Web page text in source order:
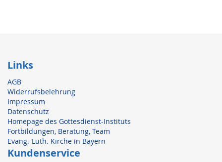
Links
AGB
Widerrufsbelehrung
Impressum
Datenschutz
Homepage des Gottesdienst-Instituts
Fortbildungen, Beratung, Team
Evang.-Luth. Kirche in Bayern
Kundenservice